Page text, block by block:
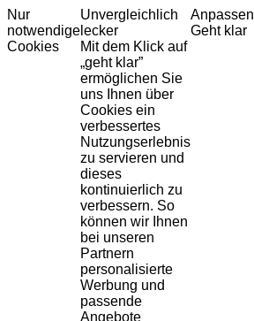
Nur
notwendige
Cookies
Unvergleichlich
lecker
Mit dem Klick auf
„geht klar”
ermöglichen Sie
uns Ihnen über
Cookies ein
verbessertes
Nutzungserlebnis
zu servieren und
dieses
kontinuierlich zu
verbessern. So
können wir Ihnen
bei unseren
Partnern
personalisierte
Werbung und
passende
Angebote
Anpassen
Geht klar